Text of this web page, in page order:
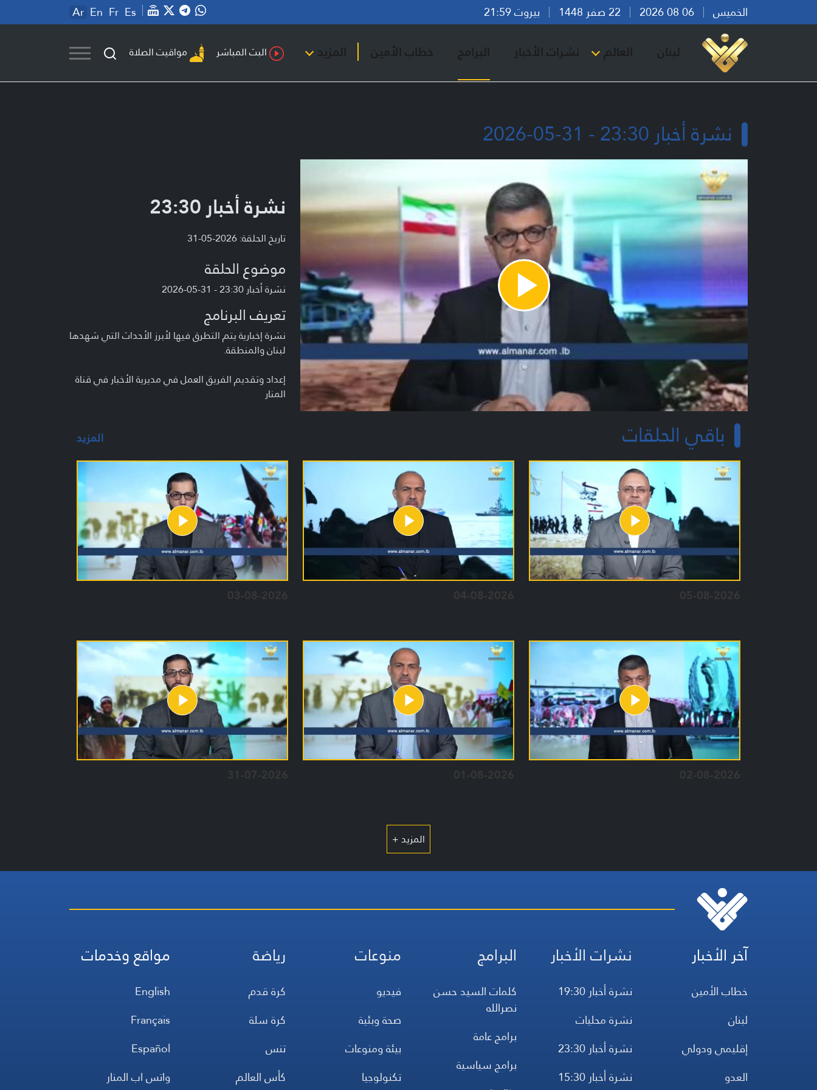
الخميس بيروت 21:59 Ar En Fr Es
لبنان العالم نشرات الأخبار البرامج خطاب الأمين المزيد البث المباشر مواقيت الصلاة
نشرة أخبار 23:30 - 31-05-2026
Play
Video
نشرة أخبار 23:30
تاريخ الحلقة: 2026-05-31
موضوع الحلقة
نشرة أخبار 23:30 - 31-05-2026
تعريف البرنامج
نشرة إخبارية يتم التطرق فيها لأبرز الأحداث التي شهدها
لبنان والمنطقة.
إعداد وتقديم الفريق العمل في مديرية الأخبار في قناة
المنار
باقي الحلقات المزيد
05-08-2026
04-08-2026
03-08-2026
02-08-2026
01-08-2026
31-07-2026
المزيد +
آخر الأخبار
خطاب الأمين
لبنان
إقليمي ودولي
العدو
نشرات الأخبار
نشرة أخبار 19:30
نشرة محليات
نشرة أخبار 23:30
نشرة أخبار 15:30
البرامج
كلمات السيد حسن
نصرالله
برامج عامة
برامج سياسية
منوعات
فيديو
صحة وبئية
بيئة ومنوعات
تكنولوجيا
رياضة
كرة قدم
كرة سلة
تنس
كأس العالم
مواقع وخدمات
English
Français
Español
واتس اب المنار